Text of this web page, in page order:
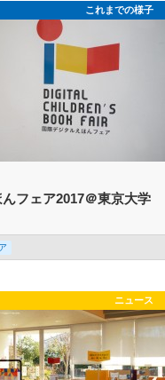
これまでの様子
フェア2017＠東京大学
ニュース